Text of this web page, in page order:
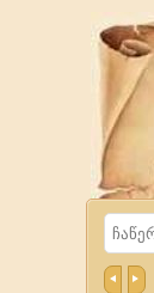
Search